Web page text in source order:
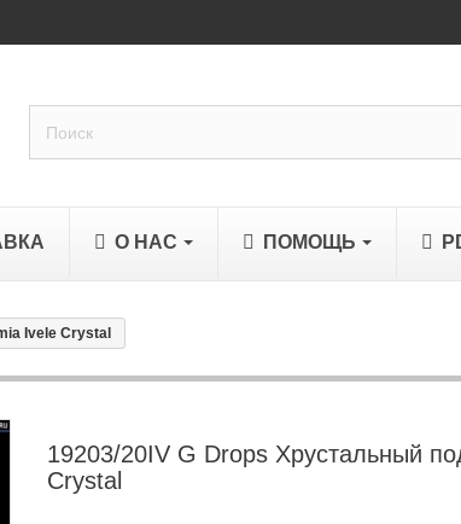
О НАС ПОМОЩЬ
Ivele Crystal
19203/20IV G Drops Хрустальный
Crystal